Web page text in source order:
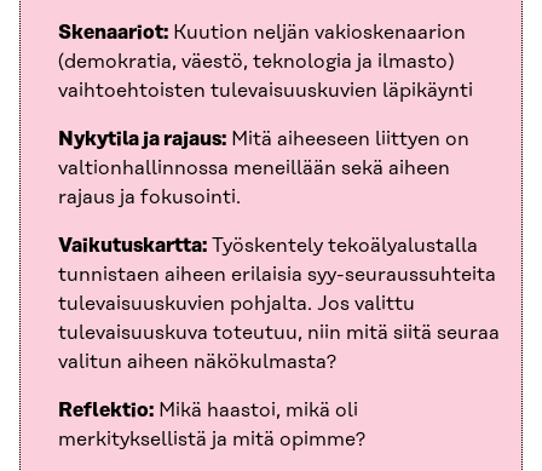
Skenaariot: Kuution neljän vakioskenaarion
(demokratia, väestö, teknologia ja ilmasto)
vaihtoehtoisten tulevaisuuskuvien läpikäynti
Nykytila ja rajaus: Mitä aiheeseen liittyen on
valtionhallinnossa meneillään sekä aiheen
rajaus ja fokusointi.
Vaikutuskartta: Työskentely tekoälyalustalla
tunnistaen aiheen erilaisia syy-seuraussuhteita
tulevaisuuskuvien pohjalta. Jos valittu
tulevaisuuskuva toteutuu, niin mitä siitä seuraa
valitun aiheen näkökulmasta?
Reflektio: Mikä haastoi, mikä oli
merkityksellistä ja mitä opimme?